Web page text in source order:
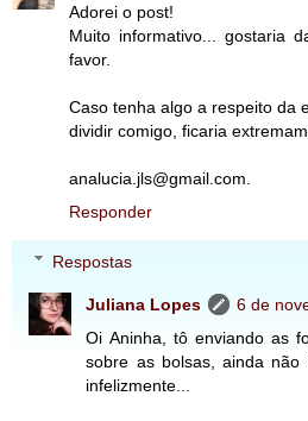
Adorei o post!
Muito informativo... gostaria
favor.
Caso tenha algo a respeito da
dividir comigo, ficaria
analucia.jls@gmail.com.
Responder
Respostas
Juliana Lopes
6 de
Oi Aninha, tô enviando as
sobre as bolsas, ainda não
infelizmente...